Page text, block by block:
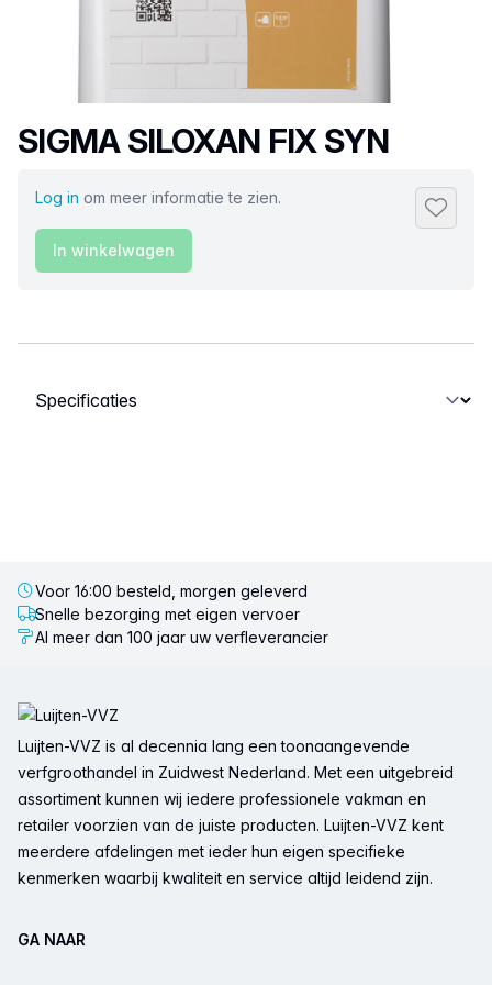
Productnaam
SIGMA SILOXAN FIX SYN
Log in om meer informatie te zien.
In winkelwagen
Selecteer een tabblad
Voor 16:00 besteld, morgen geleverd
Snelle bezorging met eigen vervoer
Al meer dan 100 jaar uw verfleverancier
Luijten-VVZ is al decennia lang een toonaangevende
verfgroothandel in Zuidwest Nederland. Met een uitgebreid
assortiment kunnen wij iedere professionele vakman en
retailer voorzien van de juiste producten. Luijten-VVZ kent
meerdere afdelingen met ieder hun eigen specifieke
kenmerken waarbij kwaliteit en service altijd leidend zijn.
GA NAAR